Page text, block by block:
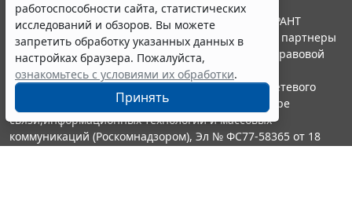
работоспособности сайта, статистических
исследований и обзоров. Вы можете
запретить обработку указанных данных в
настройках браузера. Пожалуйста,
ознакомьтесь с условиями их обработки.
Принять
© ООО "НПП "ГАРАНТ-СЕРВИС", 2026. Система ГАРАНТ
выпускается с 1990 года. Компания "Гарант" и ее партнеры
являются участниками Российской ассоциации правовой
информации ГАРАНТ.
Портал ГАРАНТ.РУ зарегистрирован в качестве сетевого
издания Федеральной службой по надзору в сфере
связи,информационных технологий и массовых
коммуникаций (Роскомнадзором), Эл № ФС77-58365 от 18